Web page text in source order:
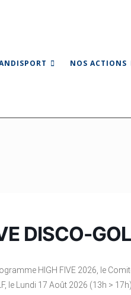
NOS ACTIONS
DISCO-
HIGH FIVE 2026, le
le Lundi 17 Août 2026 (13h >
d’outils